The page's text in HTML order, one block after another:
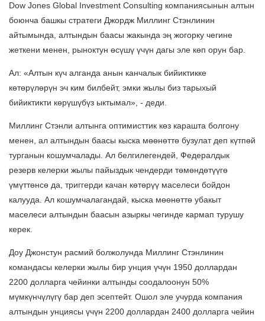
Dow Jones Global Investment Consulting компаниясынын алтын
боюнча башкы стратеги Джордж Миллинг Стэнлинин
айтымында, алтындын баасы жакында эң жогорку чегине
жеткени менен, рыноктун өсүшү үчүн дагы эле көп орун бар.
Ал: «Алтын күч алганда анын канчалык бийиктикке
көтөрүлөрүн эч ким билбейт, эмки жылы биз тарыхый
бийиктикти көрүшүбүз ыктымал», - деди.
Миллинг Стэнли алтынга оптимисттик көз карашта болгону
менен, ал алтындын баасы кыска мөөнөттө бузулат деп күтпөй
турганын кошумчалады. Ал белгилегендей, Федералдык
резерв келерки жылы пайыздык чендерди төмөндөтүүгө
үмүттөнсө да, триггерди качан көтөрүү маселеси бойдон
калууда. Ал кошумчалагандай, кыска мөөнөттө убакыт
маселеси алтындын баасын азыркы чегинде кармап турушу
керек.
Доу Джонстун расмий болжолунда Миллинг Стэнлинин
командасы келерки жылы бир унция үчүн 1950 доллардан
2200 долларга чейинки алтынды соодалоонун 50%
мүмкүнчүлүгү бар деп эсептейт. Ошол эле учурда компания
алтындын унциясы үчүн 2200 доллардан 2400 долларга чейин